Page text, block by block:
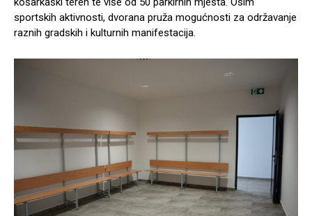
sportskih aktivnosti, dvorana pruža mogućnosti za održavanje
raznih gradskih i kulturnih manifestacija.